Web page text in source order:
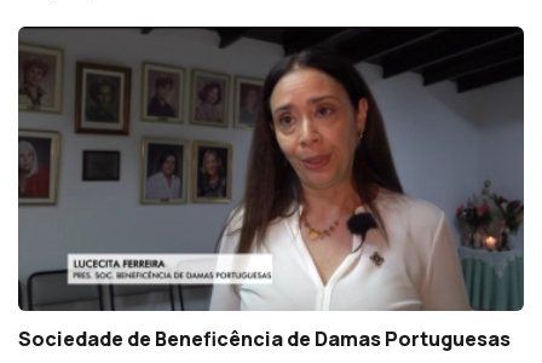
Sociedade de Beneficência de Damas Portuguesas